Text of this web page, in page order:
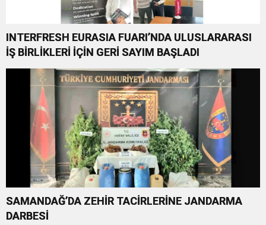
INTERFRESH EURASIA FUARI’NDA ULUSLARARASI
İŞ BİRLİKLERİ İÇİN GERİ SAYIM BAŞLADI
SAMANDAĞ’DA ZEHİR TACİRLERİNE JANDARMA
DARBESİ